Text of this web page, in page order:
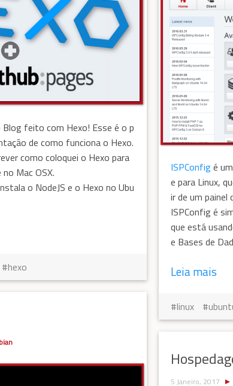
feito com Hexo! Esse é o p
de como funciona o Hexo.
como coloquei o Hexo para
Mac OSX.
o NodeJS e o Hexo no Ubu
hexo
ISPConfigé
e para Linux,
ir de um painel
ISPConfig é
que está
e Bases de
Leia mais
linux
5 Janeiro, 2017